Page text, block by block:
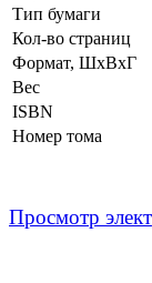
Тип бумаги
Кол-во страниц
Формат, ШхВхГ
Вес
ISBN
Номер тома
Просмотр